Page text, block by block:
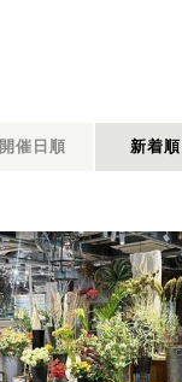
開催日順 新着順